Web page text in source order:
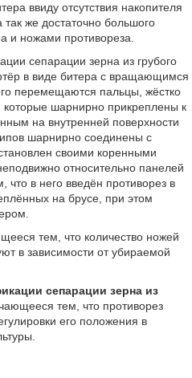
ввиду отсутствия накопителя
же достаточно большого
и ножами противореза.
сепарации зерна из грубого
в виде битера с вращающимся
перемещаются пальцы, жёстко
шарнирно прикреплены к
на внутренней поверхности
шарнирно соединены с
своими коренными
относительно панелей
в него введён противорез в
на брусе, при этом
тем, что количество ножей
в зависимости от убираемой
сепарации зерна из
тем, что противорез
его положения в